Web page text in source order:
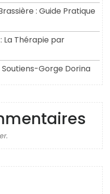
: Guide Pratique
La Thérapie par
Soutiens-Gorge Dorina